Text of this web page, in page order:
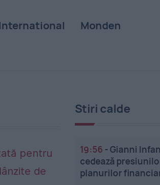
Monden
Stiri calde
19:56 -Gianni
cedează
planurilor